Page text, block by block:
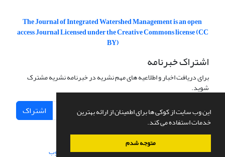
این وب سایت از کوکی ها برای اطمینان از ارائه بهترین
خدمات استفاده می کند.
متوجه شدم
The Journal of Integrated Watershed Management is an open
access Journal Licensed under the Creative Commons license (CC
BY)
اشتراک خبرنامه
برای دریافت اخبار و اطلاعیه های مهم نشریه در خبرنامه نشریه مشترک
شوید.
اشتراک
سامانه مدیریت نشریات علمی.طراحی و پیاده سازی از سیناوب